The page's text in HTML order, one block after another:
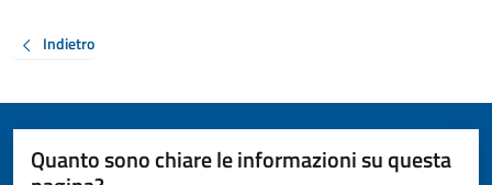
Indietro
Quanto sono chiare le informazioni su questa